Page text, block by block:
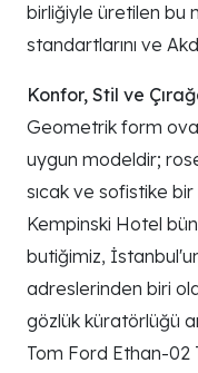
birliğiyle üretilen bu
standartlarını ve
Konfor, Stil ve
Geometrik form
uygun modeldir;
sıcak ve sofistike bir
Kempinski Hotel
butiğimiz,
adreslerinden biri
gözlük küratörlüğü
Tom Ford Ethan-02